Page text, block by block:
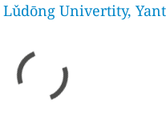
Lǔdōng Univertity,